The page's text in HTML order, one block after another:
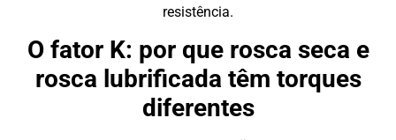
resistência.
O fator K: por que rosca seca e
rosca lubrificada têm torques
diferentes